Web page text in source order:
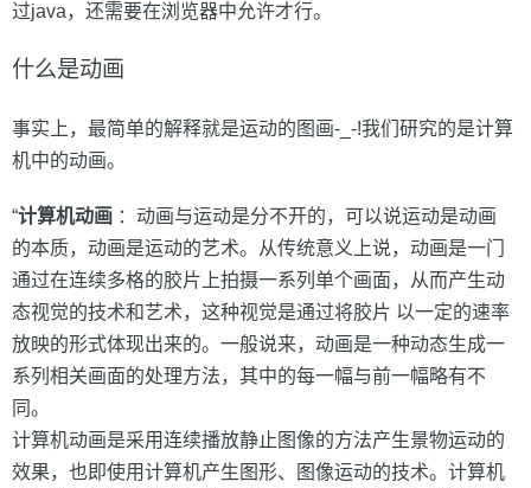
过java，还需要在浏览器中允许才行。
什么是动画
事实上，最简单的解释就是运动的图画-_-!我们研究的是计算
机中的动画。
“计算机动画 ：动画与运动是分不开的，可以说运动是动画
的本质，动画是运动的艺术。从传统意义上说，动画是一门
通过在连续多格的胶片上拍摄一系列单个画面，从而产生动
态视觉的技术和艺术，这种视觉是通过将胶片 以一定的速率
放映的形式体现出来的。一般说来，动画是一种动态生成一
系列相关画面的处理方法，其中的每一幅与前一幅略有不
同。
计算机动画是采用连续播放静止图像的方法产生景物运动的
效果，也即使用计算机产生图形、图像运动的技术。计算机